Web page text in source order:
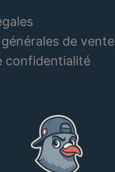
de vente
confidentialité